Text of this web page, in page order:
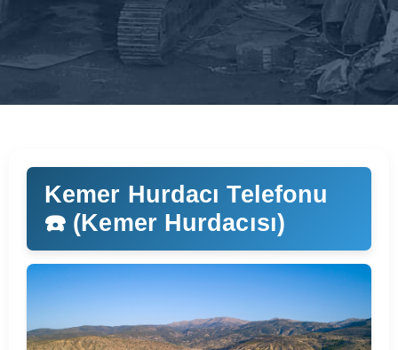
Kemer Hurdacı Telefonu
☎️ (Kemer Hurdacısı)